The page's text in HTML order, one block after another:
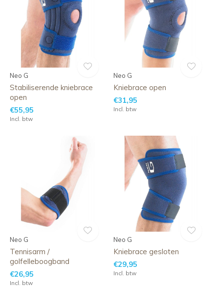
Neo G
Stabiliserende kniebrace
open
€55,95
Incl. btw
Neo G
Kniebrace open
€31,95
Incl. btw
Neo G
Tennisarm /
golfelleboogband
€26,95
Incl. btw
Neo G
Kniebrace gesloten
€29,95
Incl. btw